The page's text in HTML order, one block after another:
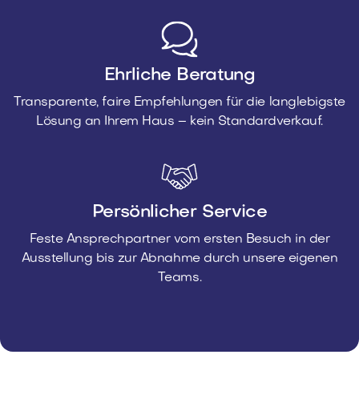
Ehrliche Beratung
Transparente, faire Empfehlungen für die langlebigste
Lösung an Ihrem Haus – kein Standardverkauf.
Persönlicher Service
Feste Ansprechpartner vom ersten Besuch in der
Ausstellung bis zur Abnahme durch unsere eigenen
Teams.